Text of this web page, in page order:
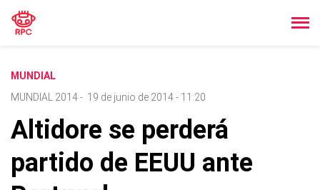
MUNDIAL
MUNDIAL 2014- 19 de junio de 2014 - 11:20
Altidore se perderá
partido de EEUU ante